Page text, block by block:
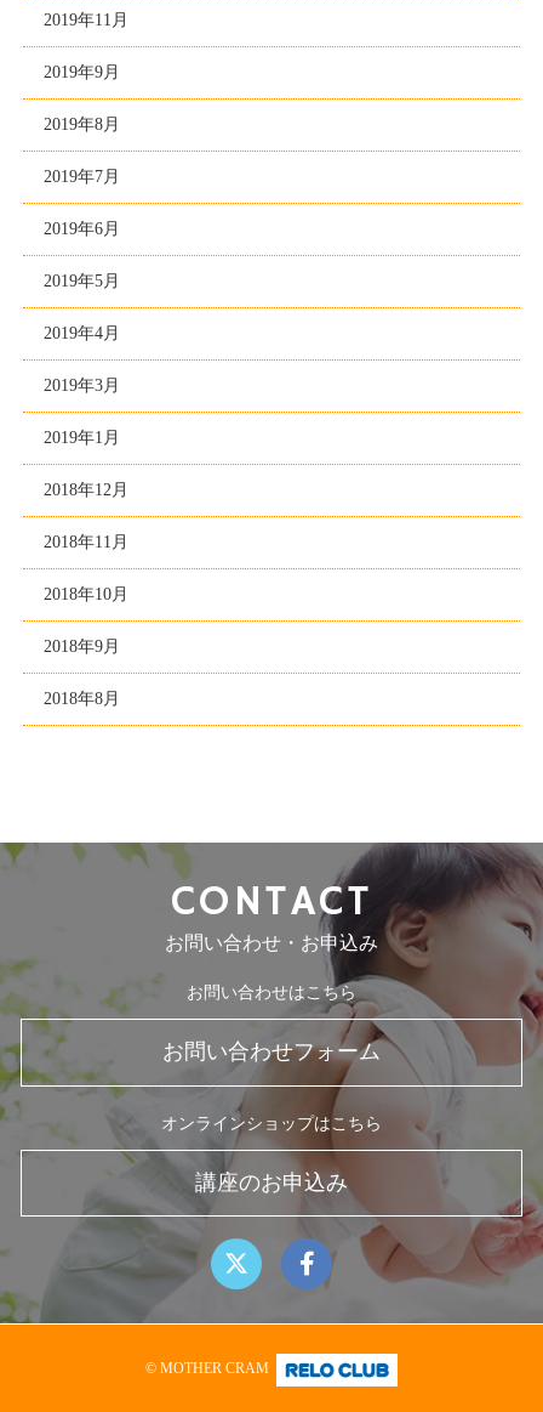
2019年11月
2019年9月
2019年8月
2019年7月
2019年6月
2019年5月
2019年4月
2019年3月
2019年1月
2018年12月
2018年11月
2018年10月
2018年9月
2018年8月
CONTACT
お問い合わせ・お申込み
お問い合わせはこちら
お問い合わせフォーム
オンラインショップはこちら
講座のお申込み
© MOTHER CRAM